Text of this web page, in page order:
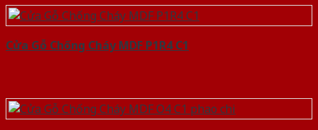
Cửa Gỗ Chống Cháy MDF P1R4 C1